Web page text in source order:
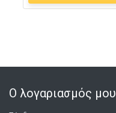
Ο λογαριασμός μου